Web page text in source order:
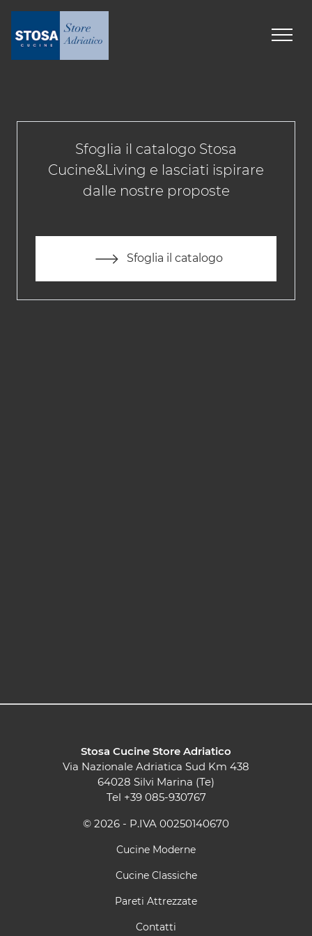
Sfoglia il catalogo Stosa
Cucine&Living e lasciati ispirare
dalle nostre proposte
Sfoglia il catalogo
Stosa Cucine Store Adriatico
Via Nazionale Adriatica Sud Km 438
64028 Silvi Marina (Te)
Tel +39 085-930767
© 2026 - P.IVA 00250140670
Cucine Moderne
Cucine Classiche
Pareti Attrezzate
Contatti